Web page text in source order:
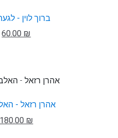
ברוך לוין -
60.00 ₪
אהרן רזאל -
180.00 ₪